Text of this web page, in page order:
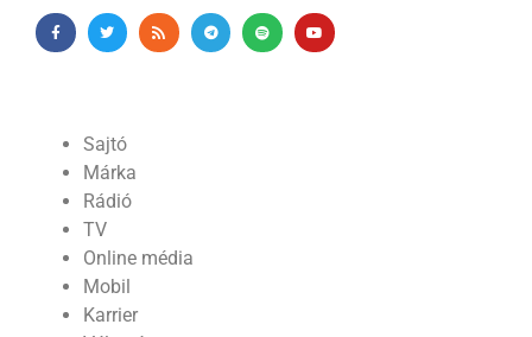
Sajtó
Márka
Rádió
TV
Online média
Mobil
Karrier